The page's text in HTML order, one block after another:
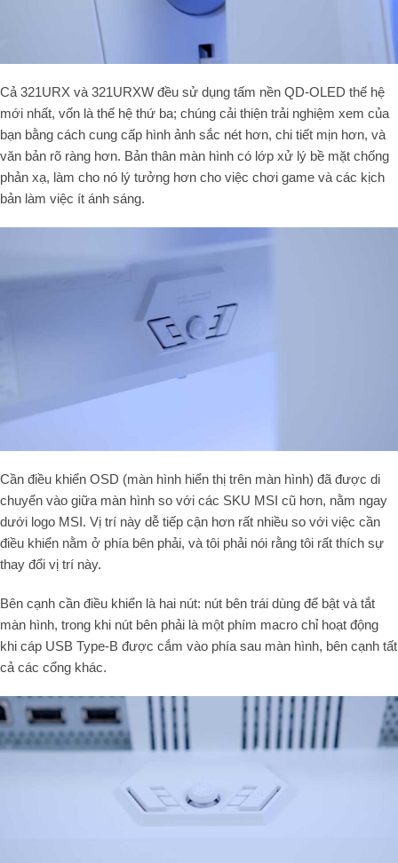
Cả 321URX và 321URXW đều sử dụng tấm nền QD-OLED thế hệ
mới nhất, vốn là thế hệ thứ ba; chúng cải thiện trải nghiệm xem của
bạn bằng cách cung cấp hình ảnh sắc nét hơn, chi tiết mịn hơn, và
văn bản rõ ràng hơn. Bản thân màn hình có lớp xử lý bề mặt chống
phản xạ, làm cho nó lý tưởng hơn cho việc chơi game và các kịch
bản làm việc ít ánh sáng.
Cần điều khiển OSD (màn hình hiển thị trên màn hình) đã được di
chuyển vào giữa màn hình so với các SKU MSI cũ hơn, nằm ngay
dưới logo MSI. Vị trí này dễ tiếp cận hơn rất nhiều so với việc cần
điều khiển nằm ở phía bên phải, và tôi phải nói rằng tôi rất thích sự
thay đổi vị trí này.
Bên cạnh cần điều khiển là hai nút: nút bên trái dùng để bật và tắt
màn hình, trong khi nút bên phải là một phím macro chỉ hoạt động
khi cáp USB Type-B được cắm vào phía sau màn hình, bên cạnh tất
cả các cổng khác.